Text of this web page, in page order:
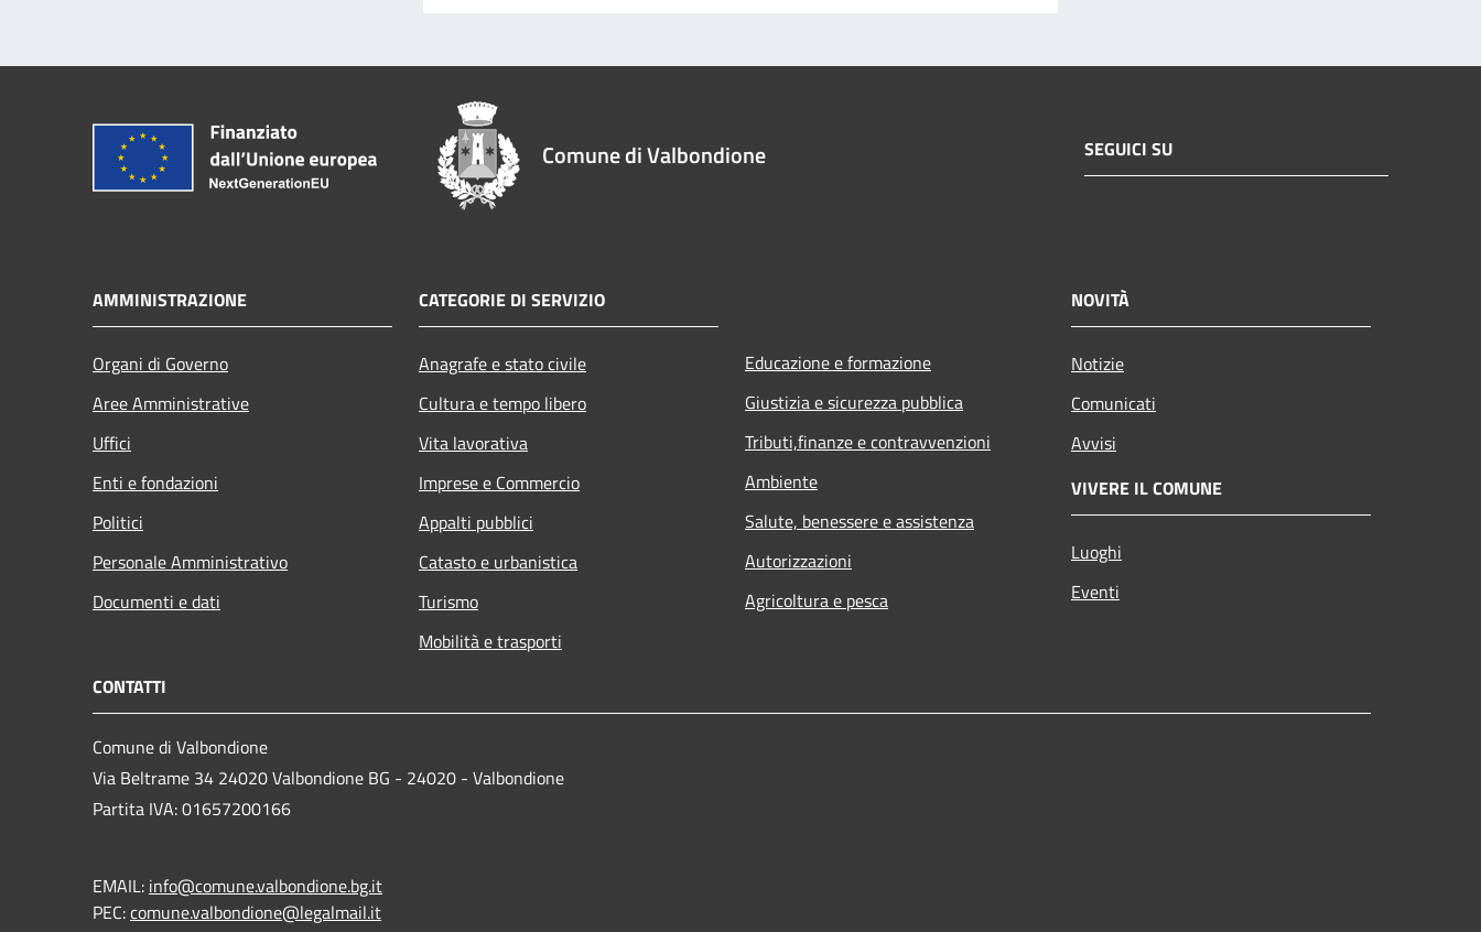
Comune di Valbondione SEGUICI SU
AMMINISTRAZIONE
Organi di Governo
Aree Amministrative
Uffici
Enti e fondazioni
Politici
Personale Amministrativo
Documenti e dati
CATEGORIE DI SERVIZIO
Anagrafe e stato civile
Cultura e tempo libero
Vita lavorativa
Imprese e Commercio
Appalti pubblici
Catasto e urbanistica
Turismo
Mobilità e trasporti
Educazione e formazione
Giustizia e sicurezza pubblica
Tributi,finanze e contravvenzioni
Ambiente
Salute, benessere e assistenza
Autorizzazioni
Agricoltura e pesca
NOVITÀ
Notizie
Comunicati
Avvisi
VIVERE IL COMUNE
Luoghi
Eventi
CONTATTI
Comune di Valbondione
Via Beltrame 34 24020 Valbondione BG - 24020 - Valbondione
Partita IVA: 01657200166
EMAIL: info@comune.valbondione.bg.it
PEC:comune.valbondione@legalmail.it